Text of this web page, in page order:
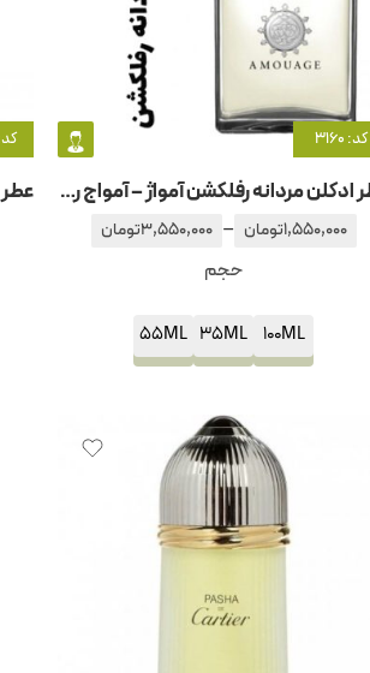
کد: 3160
عطر ادکلن مردانه رفلکشن آمواژ – آمواج رفلکشن مردانه
1,550,000تومان –
3,550,000تومان
حجم
100ML
35ML
55ML
کد: